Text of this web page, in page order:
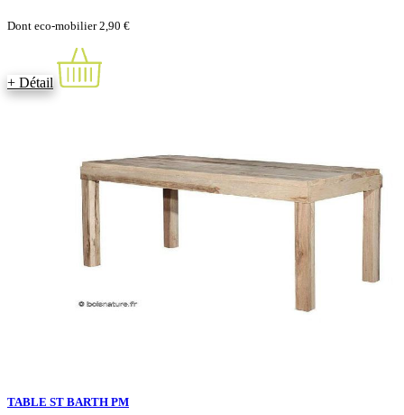
Dont eco-mobilier 2,90 €
+ Détail
TABLE ST BARTH PM